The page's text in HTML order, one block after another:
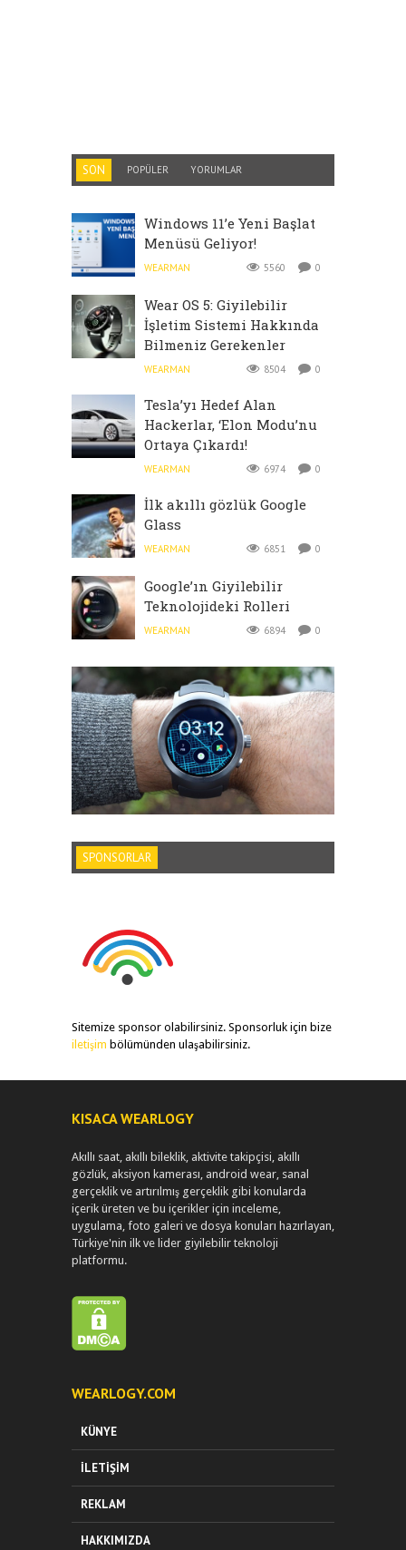
SON POPÜLER YORUMLAR
Windows 11’e Yeni Başlat
Menüsü Geliyor!
WEARMAN 5560 0
Wear OS 5: Giyilebilir
İşletim Sistemi Hakkında
Bilmeniz Gerekenler
WEARMAN 8504 0
Tesla’yı Hedef Alan
Hackerlar, ‘Elon Modu’nu
Ortaya Çıkardı!
WEARMAN 6974 0
İlk akıllı gözlük Google
Glass
WEARMAN 6851 0
Google’ın Giyilebilir
Teknolojideki Rolleri
WEARMAN 6894 0
SPONSORLAR
Sitemize sponsor olabilirsiniz. Sponsorluk için bize
iletişim bölümünden ulaşabilirsiniz.
KISACA WEARLOGY
Akıllı saat, akıllı bileklik, aktivite takipçisi, akıllı
gözlük, aksiyon kamerası, android wear, sanal
gerçeklik ve artırılmış gerçeklik gibi konularda
içerik üreten ve bu içerikler için inceleme,
uygulama, foto galeri ve dosya konuları hazırlayan,
Türkiye'nin ilk ve lider giyilebilir teknoloji
platformu.
WEARLOGY.COM
KÜNYE
İLETIŞIM
REKLAM
HAKKIMIZDA